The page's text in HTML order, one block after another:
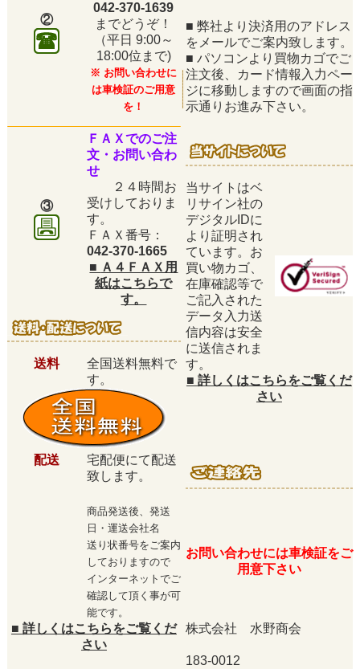
②
042-370-1639
までどうぞ！
（平日 9:00～
18:00位まで)
※ お問い合わせに
は車検証のご用意
を！
■ 弊社より決済用のアドレス
をメールでご案内致します。
■ パソコンより買物カゴでご
注文後、カード情報入力ペー
ジに移動しますので画面の指
示通りお進み下さい。
③
ＦＡＸでのご注
文・お問い合わ
せ
２４時間お
受けしておりま
す。
ＦＡＸ番号：
042-370-1665
当サイトはベ
リサイン社の
デジタルIDに
より証明され
ています。お
買い物カゴ、
在庫確認等で
ご記入された
データ入力送
信内容は安全
に送信されま
す。
■ 詳しくはこちらをご覧くだ
さい
■ Ａ４ＦＡＸ用
紙はこちらで
す。
送料
全国送料無料で
す。
配送
宅配便にて配送
致します。
商品発送後、発送
日・運送会社名
送り状番号をご案内
しておりますので
インターネットでご
確認して頂く事が可
能です。
お問い合わせには車検証をご
用意下さい
■ 詳しくはこちらをご覧くだ
さい
株式会社 水野商会
183-0012